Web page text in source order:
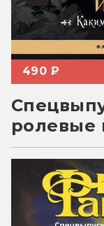
490 ₽
ролевые